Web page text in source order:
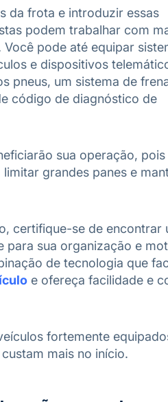
da frota e introduzir essas
podem trabalhar com
Você pode até equipar
e dispositivos
pneus, um sistema de
código de diagnóstico de
sua operação,
grandes panes e
certifique-se de encontrar
para sua organização e
de tecnologia que
e ofereça facilidade e
fortemente
mais no início.